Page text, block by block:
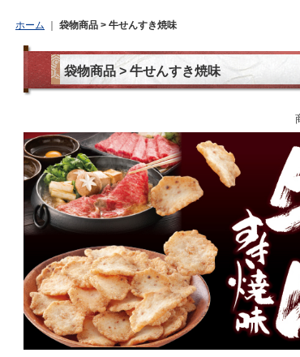
ホーム 袋物商品 > 牛せんすき焼味
袋物商品 > 牛せんすき焼味